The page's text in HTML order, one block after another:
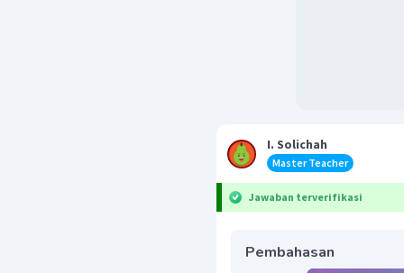
I. Solichah
Master Teacher
Jawaban terverifikasi
Pembahasan